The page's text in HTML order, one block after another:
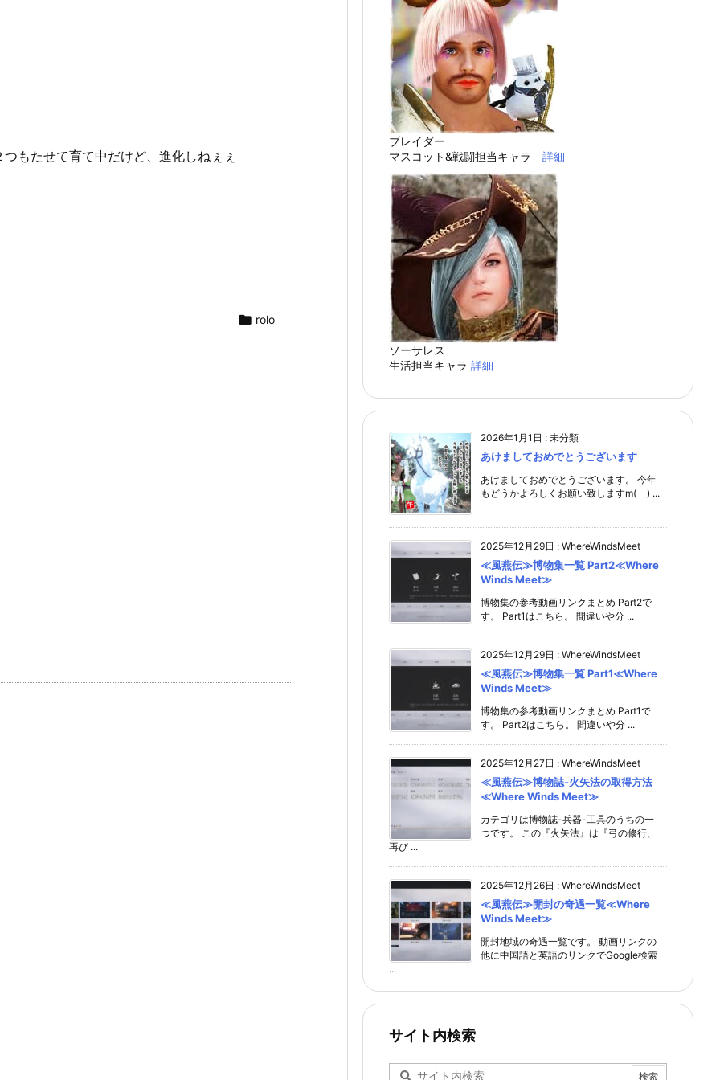
もたせて育て中だけど、進化しねぇぇ
 rolo
ブレイダー
マスコット&戦闘担当キャラ 詳細
ソーサレス
生活担当キャラ 詳細
2026年1月1日 : 未分類
あけましておめでとうございます
あけましておめでとうございます。 今年
もどうかよろしくお願い致しますm(_ _) ...
2025年12月29日 : WhereWindsMeet
≪風燕伝≫博物集一覧 Part2≪Where
Winds Meet≫
博物集の参考動画リンクまとめ Part2で
す。 Part1はこちら。 間違いや分 ...
2025年12月29日 : WhereWindsMeet
≪風燕伝≫博物集一覧 Part1≪Where
Winds Meet≫
博物集の参考動画リンクまとめ Part1で
す。 Part2はこちら。 間違いや分 ...
2025年12月27日 : WhereWindsMeet
≪風燕伝≫博物誌-火矢法の取得方法
≪Where Winds Meet≫
カテゴリは博物誌-兵器-工具のうちの一
つです。 この『火矢法』は『弓の修行、
再び ...
2025年12月26日 : WhereWindsMeet
≪風燕伝≫開封の奇遇一覧≪Where
Winds Meet≫
開封地域の奇遇一覧です。 動画リンクの
他に中国語と英語のリンクでGoogle検索
...
サイト内検索